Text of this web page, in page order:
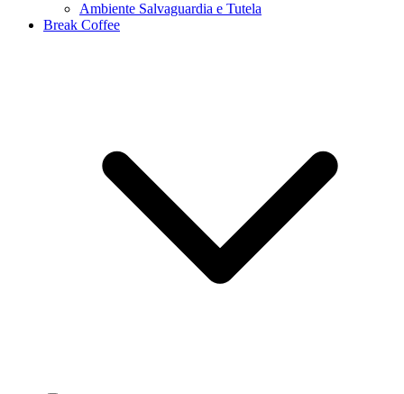
Ambiente Salvaguardia e Tutela
Break Coffee